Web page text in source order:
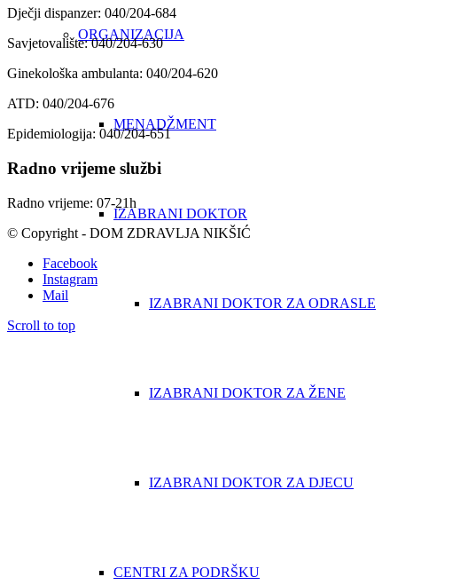
ORGANIZACIJA
MENADŽMENT
IZABRANI DOKTOR
IZABRANI DOKTOR ZA ODRASLE
IZABRANI DOKTOR ZA ŽENE
IZABRANI DOKTOR ZA DJECU
CENTRI ZA PODRŠKU
Dječji dispanzer: 040/204-684
Savjetovalište: 040/204-630
Ginekološka ambulanta: 040/204-620
ATD: 040/204-676
Epidemiologija: 040/204-651
Radno vrijeme službi
Radno vrijeme: 07-21h
© Copyright - DOM ZDRAVLJA NIKŠIĆ
Facebook
Instagram
Mail
Scroll to top